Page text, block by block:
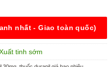
nhất - Giao toàn quốc)
tinh sớm